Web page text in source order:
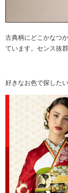
古典柄にどこかなつ
ています。センス抜
好きなお色で探した